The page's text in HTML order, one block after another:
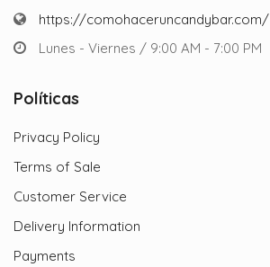
https://comohaceruncandybar.com/
Lunes - Viernes / 9:00 AM - 7:00 PM
Políticas
Privacy Policy
Terms of Sale
Customer Service
Delivery Information
Payments